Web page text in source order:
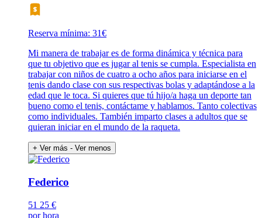
Reserva mínima: 31€
Mi manera de trabajar es de forma dinámica y técnica para
que tu objetivo que es jugar al tenis se cumpla. Especialista en
trabajar con niños de cuatro a ocho años para iniciarse en el
tenis dando clase con sus respectivas bolas y adaptándose a la
edad que le toca. Si quieres que tú hijo/a haga un deporte tan
bueno como el tenis, contáctame y hablamos. Tanto colectivas
como individuales. También imparto clases a adultos que se
quieran iniciar en el mundo de la raqueta.
+ Ver más - Ver menos
Federico
51 25 €
por hora